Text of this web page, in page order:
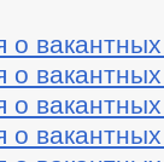
о
о
о
о